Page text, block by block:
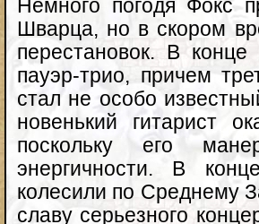
Немного погодя Фокс
Шварца, но в скором
перестановок. В
пауэр-трио, причем
стал не особо
новенький гитарист
поскольку его
энергичности. В
колесили по Среднему
славу серьезного